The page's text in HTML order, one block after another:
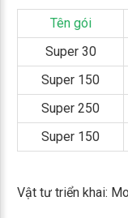
Tên gói
Super 30
Super 150
Super 250
Super 150
Vật tư triển khai: